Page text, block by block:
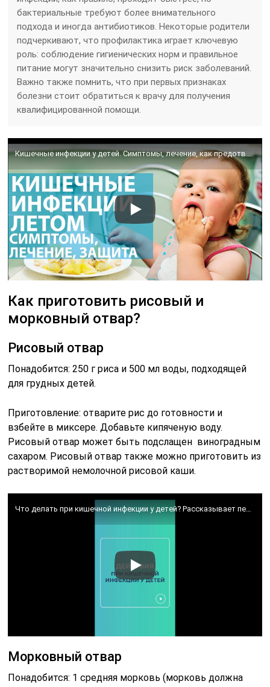
бактериальные требуют более внимательного
подхода и иногда антибиотиков. Некоторые родители
подчеркивают, что профилактика играет ключевую
роль: соблюдение гигиенических норм и правильное
питание могут значительно снизить риск заболеваний.
Важно также помнить, что при первых признаках
болезни стоит обратиться к врачу для получения
квалифицированной помощи.
Как приготовить рисовый и
морковный отвар?
Рисовый отвар
Понадобится: 250 г риса и 500 мл воды, подходящей
для грудных детей.
Приготовление: отварите рис до готовности и
взбейте в миксере. Добавьте кипяченую воду.
Рисовый отвар может быть подслащен виноградным
сахаром. Рисовый отвар также можно приготовить из
растворимой немолочной рисовой каши.
Что делать при кишечной инфекции у детей? Рассказывает педиатр Docma.ru Антропова Н.Н.
Морковный отвар
Понадобится: 1 средняя морковь (морковь должна